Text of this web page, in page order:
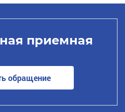
приемная
обращение